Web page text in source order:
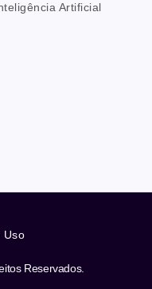
Artificial
Reservados.
Uso